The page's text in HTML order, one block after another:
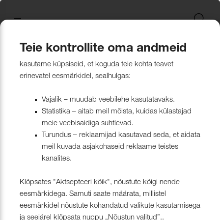
Kattematerjalid Naturaalne
Kardinad
Tulekindlate
Paadid ja markiisid
Paadikatte
Tehnilised kangad
Looduslikust
Tööriistad ja tarvikud
Klambrite ja
Tööriistad ja
Muu
Nööbid,
Paelad ja
Liimid ja
Kollektsioonist väljaminevad
Naturaalne
Tulekindlate
Muu
Nahk
Wooly, Margrethe &
Lillehammer
Surf & Wave
CH24
Kümblustünn
Disainivilla Läänerannikul
Blackstone steakhouse
Kattegatt Gümnaasium
Can Can Pizza
Restoranikett Grill
ISO 26000:2021
UUS! Disain kangas
Blend – kanga lugu meie
ühisest tugevusest
Bluebell – loodusest ja ajast
Nevotex Narva OÜ Enhances
Manufacturing Efficiency with
Tootmine
Pimenduskardin Dawn
Filtrera
Teie kontrollite oma andmeid
kasutame küpsiseid, et koguda teie kohta teavet
erinevatel eesmärkidel, sealhulgas:
Vajalik – muudab veebilehe kasutatavaks.
Statistika – aitab meil mõista, kuidas külastajad
meie veebisaidiga suhtlevad.
Turundus – reklaamijad kasutavad seda, et aidata
meil kuvada asjakohaseid reklaame teistes
kanalites.
Klõpsates "Aktsepteeri kõik", nõustute kõigi nende
eesmärkidega. Samuti saate määrata, millistel
eesmärkidel nõustute kohandatud valikute kasutamisega
ja seejärel klõpsata nuppu „Nõustun valitud”..